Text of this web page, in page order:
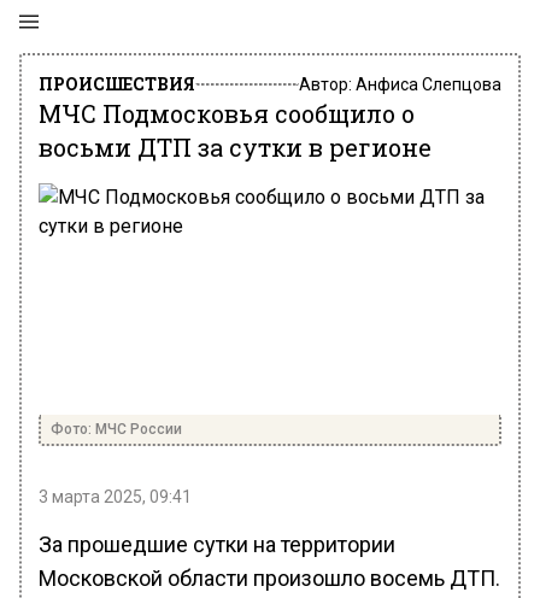
ПРОИСШЕСТВИЯ Автор: Анфиса Слепцова
МЧС Подмосковья сообщило о
восьми ДТП за сутки в регионе
Фото: МЧС России
3 марта 2025, 09:41
За прошедшие сутки на территории
Московской области произошло восемь ДТП.